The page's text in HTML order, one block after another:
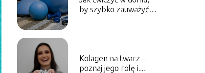
by szybko zauważyć
Kolagen na twarz –
poznaj jego rolę i